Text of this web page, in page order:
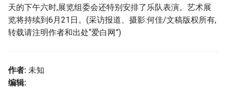
天的下午六时,展览组委会还特别安排了乐队表演。艺术展
览将持续到6月21日。(采访报道、摄影:何佳/文稿版权所有,
转载请注明作者和出处“爱白网”)
作者: 未知
编辑: